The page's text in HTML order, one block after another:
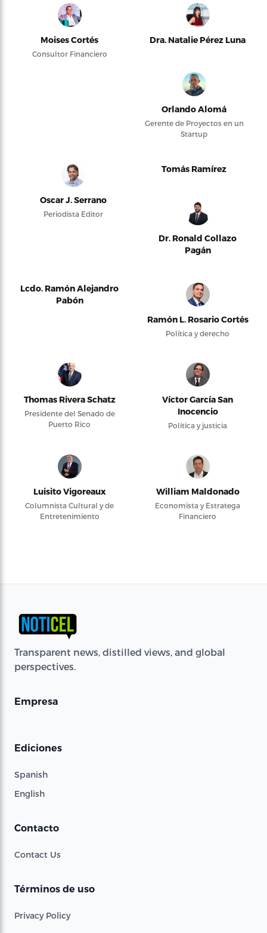
Moises Cortés
Consultor Financiero
Dra. Natalie Pérez Luna
Orlando Alomá
Gerente de Proyectos en un
Startup
Oscar J. Serrano
Periodista Editor
Tomás Ramírez
Dr. Ronald Collazo
Pagán
Lcdo. Ramón Alejandro
Pabón
Ramón L. Rosario Cortés
Política y derecho
Thomas Rivera Schatz
Presidente del Senado de
Puerto Rico
Víctor García San
Inocencio
Política y justicia
Luisito Vigoreaux
Columnista Cultural y de
Entretenimiento
William Maldonado
Economista y Estratega
Financiero
Transparent news, distilled views, and global
perspectives.
Empresa
Ediciones
Spanish
English
Contacto
Contact Us
Términos de uso
Privacy Policy